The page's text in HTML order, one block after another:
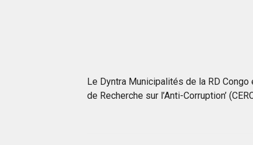
Le Dyntra Municipalités de la RD Congo
de Recherche sur l’Anti-Corruption’